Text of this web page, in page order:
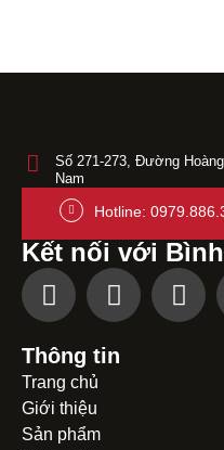
Số 271-273, Đường
Nam
Hotline:
Kết nối với
Thông tin
Trang chủ
Giới thiệu
Sản phẩm